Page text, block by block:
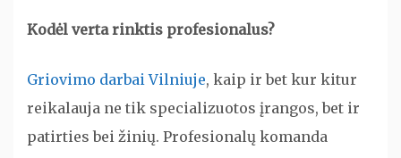
Kodėl verta rinktis profesionalus?
Griovimo darbai Vilniuje, kaip ir bet kur kitur
reikalauja ne tik specializuotos įrangos, bet ir
patirties bei žinių. Profesionalų komanda